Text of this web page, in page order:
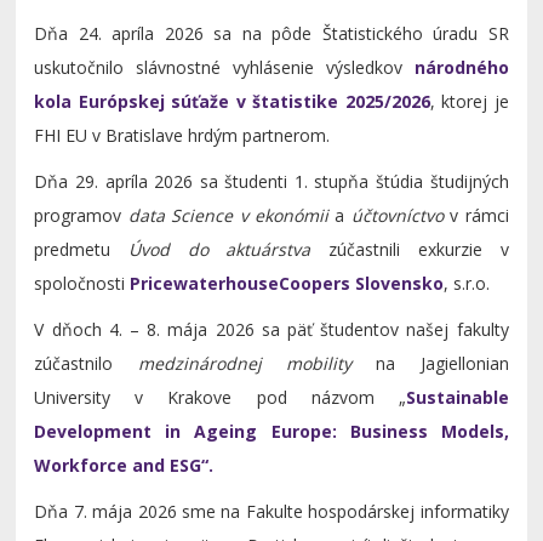
Dňa 24. apríla 2026 sa na pôde Štatistického úradu SR
uskutočnilo slávnostné vyhlásenie výsledkov národného
kola Európskej súťaže v štatistike 2025/2026, ktorej je
FHI EU v Bratislave hrdým partnerom.
Dňa 29. apríla 2026 sa študenti 1. stupňa štúdia študijných
programov data Science v ekonómiia účtovníctvov rámci
predmetu Úvod do aktuárstva zúčastnili exkurzie v
spoločnosti PricewaterhouseCoopers Slovensko, s.r.o.
V dňoch 4. – 8. mája 2026 sa päť študentov našej fakulty
zúčastnilo medzinárodnej mobilityna Jagiellonian
University v Krakove pod názvom „Sustainable
Development in Ageing Europe: Business Models,
Workforce and ESG“.
Dňa 7. mája 2026 sme na Fakulte hospodárskej informatiky